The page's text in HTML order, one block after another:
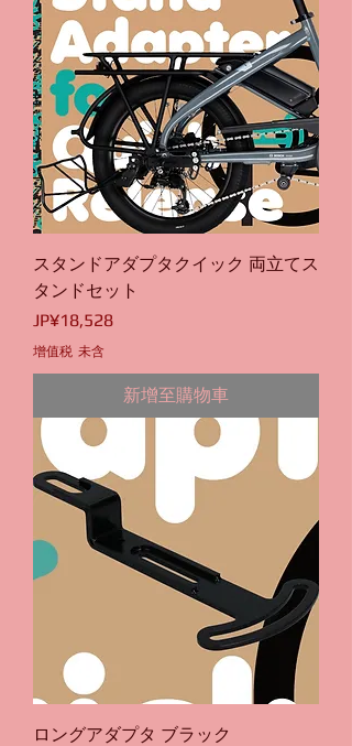
スタンドアダプタクイック 両立てス
タンドセット
價格
JP¥18,528
增值税 未含
新增至購物車
ロングアダプタ ブラック